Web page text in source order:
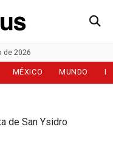
de 2026
MÉXICO MUNDO